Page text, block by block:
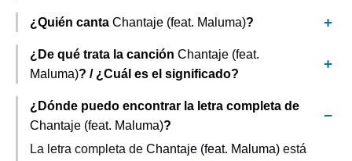
¿Quién canta Chantaje (feat. Maluma)?
¿De qué trata la canción Chantaje (feat.
Maluma)? / ¿Cuál es el significado?
¿Dónde puedo encontrar la letra completa de
Chantaje (feat. Maluma)?
La letra completa de Chantaje (feat. Maluma) está